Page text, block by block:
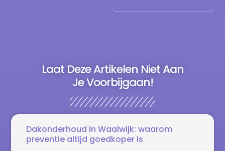
Laat Deze Artikelen Niet Aan
Je Voorbijgaan!
Dakonderhoud in Waalwijk: waarom
preventie altijd goedkoper is